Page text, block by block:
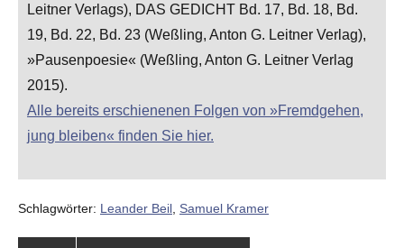
Leitner Verlags), DAS GEDICHT Bd. 17, Bd. 18, Bd.
19, Bd. 22, Bd. 23 (Weßling, Anton G. Leitner Verlag),
»Pausenpoesie« (Weßling, Anton G. Leitner Verlag
2015).
Alle bereits erschienenen Folgen von »Fremdgehen,
jung bleiben« finden Sie hier.
Schlagwörter: Leander Beil Samuel Kramer